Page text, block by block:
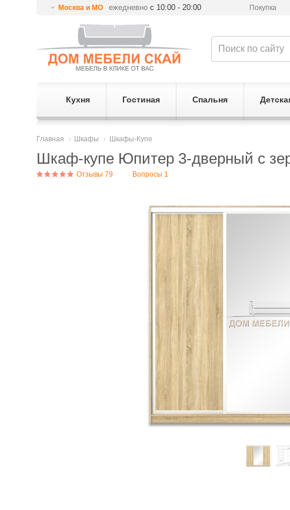
Москва и МО ежедневнос 10:00 - 20:00 Покупка
Кухня Гостиная Спальня
Главная Шкафы Шкафы-Купе
Шкаф-купе Юпитер 3-дверный с
Отзывы 79 Вопросы 1